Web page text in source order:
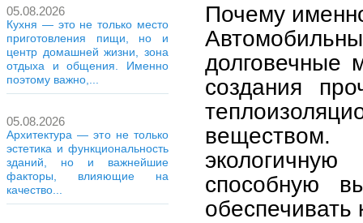
05.08.2026
Кухня — это не только место
приготовления пищи, но и
центр домашней жизни, зона
отдыха и общения. Именно
поэтому важно,...
05.08.2026
Архитектура — это не только
эстетика и функциональность
зданий, но и важнейшие
факторы, влияющие на
качество...
Почему
долговечные
создания
способную